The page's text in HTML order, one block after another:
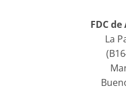
FDC
La